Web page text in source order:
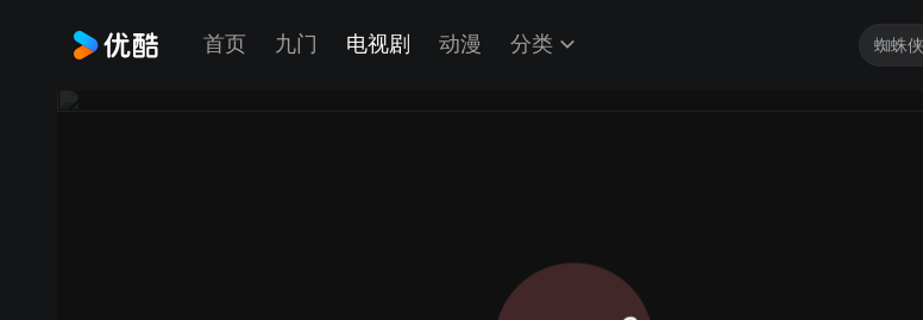
首页 九门 电视剧 动漫 分类